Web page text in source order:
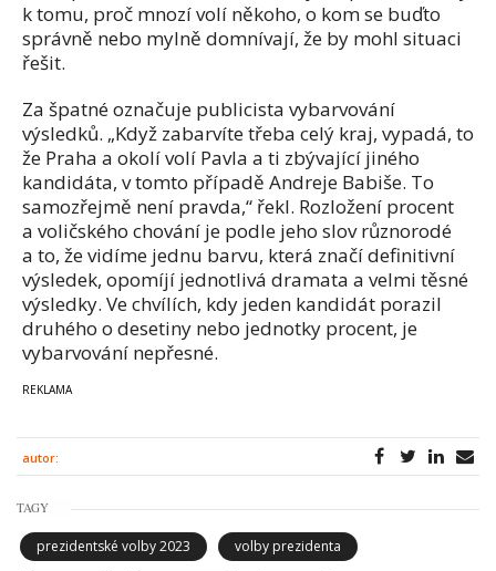
k tomu, proč mnozí volí někoho, o kom se buďto
správně nebo mylně domnívají, že by mohl situaci
řešit.
Za špatné označuje publicista vybarvování
výsledků. „Když zabarvíte třeba celý kraj, vypadá, to
že Praha a okolí volí Pavla a ti zbývající jiného
kandidáta, v tomto případě Andreje Babiše. To
samozřejmě není pravda,“ řekl. Rozložení procent
a voličského chování je podle jeho slov různorodé
a to, že vidíme jednu barvu, která značí definitivní
výsledek, opomíjí jednotlivá dramata a velmi těsné
výsledky. Ve chvílích, kdy jeden kandidát porazil
druhého o desetiny nebo jednotky procent, je
vybarvování nepřesné.
autor:
TAGY
prezidentské volby 2023 volby prezidenta